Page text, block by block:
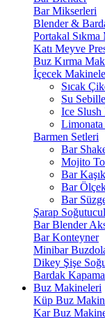
Bar Mikserleri
Blender &
Portakal
Katı Meyve
Buz Kırma
İçecek
Sıcak
Su
Ice
Barmen Setleri
Bar
Mojito
Bar
Bar
Bar
Şarap
Bar Blender
Bar Konteyner
Minibar
Dikey Şişe
Bardak
Buz Makineleri
Küp Buz
Kar Buz